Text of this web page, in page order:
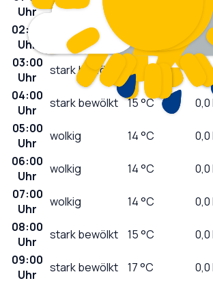
Uhr
wolkig
02:00
Uhr
stark bewölkt 0,0
03:00
Uhr
stark bewölkt 15
04:00
Uhr
stark bewölkt 15°C 0,0
05:00
Uhr
wolkig 14°C 0,0
06:00
Uhr
wolkig 14°C 0,0
07:00
Uhr
wolkig 14°C 0,0
08:00
Uhr
stark bewölkt 15°C 0,0
09:00
Uhr
stark bewölkt 17°C 0,0